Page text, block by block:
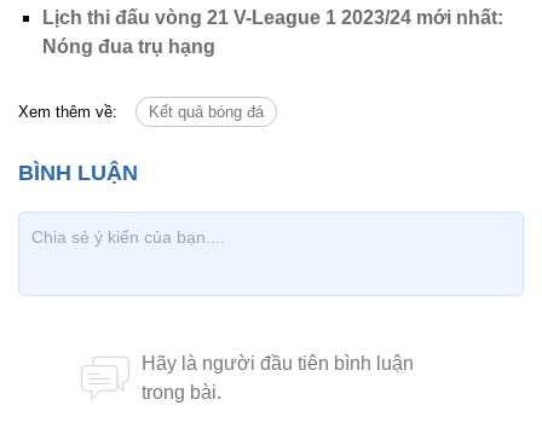
Lịch thi đấu vòng 21 V-League 1 2023/24 mới nhất:
Nóng đua trụ hạng
Xem thêm về: Kết quả bóng đá